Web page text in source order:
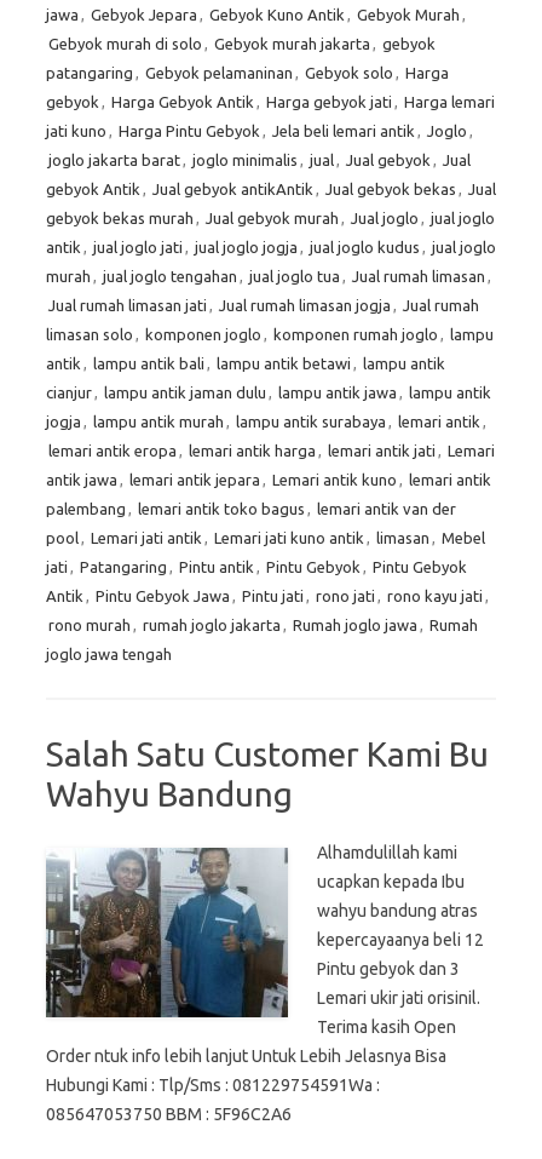
jawa , Gebyok Jepara , Gebyok Kuno Antik , Gebyok Murah ,
Gebyok murah di solo , Gebyok murah jakarta , gebyok
patangaring , Gebyok pelamaninan , Gebyok solo , Harga
gebyok , Harga Gebyok Antik , Harga gebyok jati , Harga lemari
jati kuno , Harga Pintu Gebyok , Jela beli lemari antik , Joglo ,
joglo jakarta barat, joglo minimalis , jual, Jual gebyok , Jual
gebyok Antik , Jual gebyok antikAntik , Jual gebyok bekas , Jual
gebyok bekas murah , Jual gebyok murah , Jual joglo , jual joglo
antik , jual joglo jati , jual joglo jogja , jual joglo kudus , jual joglo
murah , jual joglo tengahan , jual joglo tua , Jual rumah limasan ,
Jual rumah limasan jati , Jual rumah limasan jogja , Jual rumah
limasan solo , komponen joglo , komponen rumah joglo , lampu
antik , lampu antik bali , lampu antik betawi , lampu antik
cianjur, lampu antik jaman dulu , lampu antik jawa , lampu antik
jogja , lampu antik murah , lampu antik surabaya , lemari antik ,
lemari antik eropa , lemari antik harga , lemari antik jati , Lemari
antik jawa , lemari antik jepara , Lemari antik kuno , lemari antik
palembang , lemari antik toko bagus , lemari antik van der
pool, Lemari jati antik , Lemari jati kuno antik , limasan , Mebel
jati , Patangaring , Pintu antik , Pintu Gebyok , Pintu Gebyok
Antik , Pintu Gebyok Jawa , Pintu jati , rono jati , rono kayu jati ,
rono murah , rumah joglo jakarta , Rumah joglo jawa , Rumah
joglo jawa tengah
Salah Satu Customer Kami Bu
Wahyu Bandung
Alhamdulillah kami
ucapkan kepada Ibu
wahyu bandung atras
kepercayaanya beli 12
Pintu gebyok dan 3
Lemari ukir jati orisinil.
Terima kasih Open
Order ntuk info lebih lanjut Untuk Lebih Jelasnya Bisa
Hubungi Kami : Tlp/Sms : 081229754591Wa :
085647053750 BBM : 5F96C2A6